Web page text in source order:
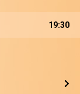
19:30